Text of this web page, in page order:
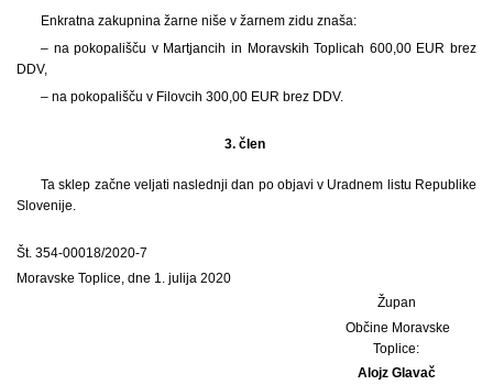
Enkratna zakupnina žarne niše v žarnem zidu znaša:
– na pokopališču v Martjancih in Moravskih Toplicah 600,00 EUR brez
DDV,
– na pokopališču v Filovcih 300,00 EUR brez DDV.
3. člen
Ta sklep začne veljati naslednji dan po objavi v Uradnem listu Republike
Slovenije.
Št. 354-00018/2020-7
Moravske Toplice, dne 1. julija 2020
Župan
Občine Moravske
Toplice:
Alojz Glavač